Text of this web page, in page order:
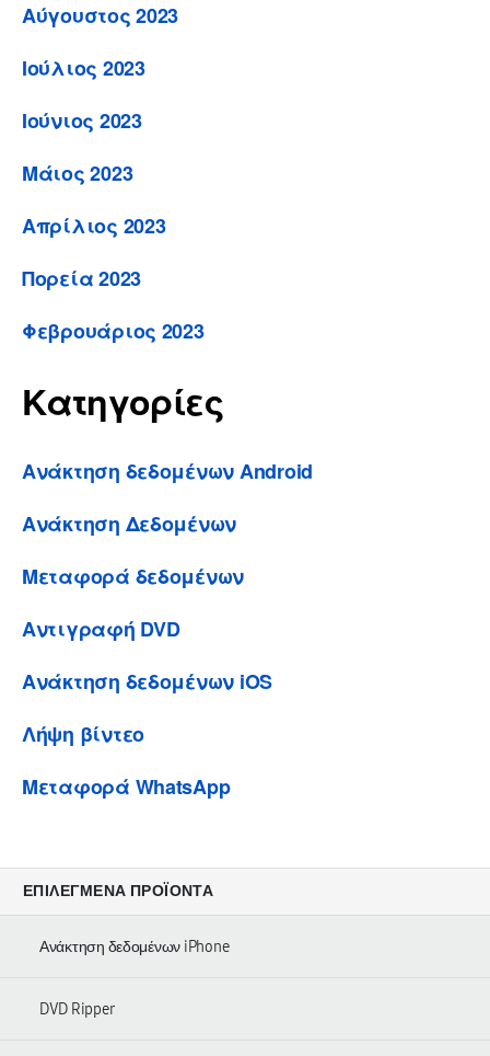
Αύγουστος 2023
Ιούλιος 2023
Ιούνιος 2023
Μάιος 2023
Απρίλιος 2023
Πορεία 2023
Φεβρουάριος 2023
Κατηγορίες
Ανάκτηση δεδομένων Android
Ανάκτηση Δεδομένων
Μεταφορά δεδομένων
Αντιγραφή DVD
Ανάκτηση δεδομένων iOS
Λήψη βίντεο
Μεταφορά WhatsApp
ΕΠΙΛΕΓΜΈΝΑ ΠΡΟΪΌΝΤΑ
Ανάκτηση δεδομένων iPhone
DVD Ripper